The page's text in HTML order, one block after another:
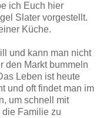
ich Euch hier
Slater vorgestellt.
Küche.
und kann man nicht
den Markt bummeln
Leben ist heute
und oft findet man im
um schnell mit
Familie zu